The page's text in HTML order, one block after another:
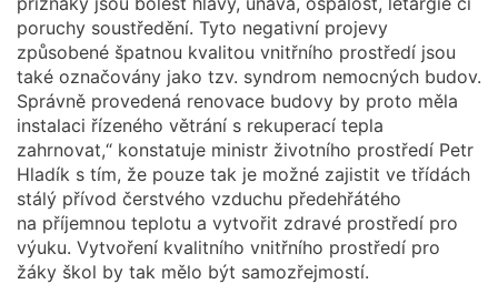
poruchy soustředění. Tyto negativní projevy
způsobené špatnou kvalitou vnitřního prostředí jsou
také označovány jako tzv. syndrom nemocných budov.
Správně provedená renovace budovy by proto měla
instalaci řízeného větrání s rekuperací tepla
zahrnovat,“ konstatuje ministr životního prostředí Petr
Hladík s tím, že pouze tak je možné zajistit ve třídách
stálý přívod čerstvého vzduchu předehřátého
na příjemnou teplotu a vytvořit zdravé prostředí pro
výuku. Vytvoření kvalitního vnitřního prostředí pro
žáky škol by tak mělo být samozřejmostí.